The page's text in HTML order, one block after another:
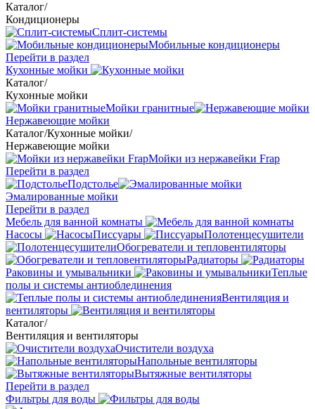
Каталог/
Кондиционеры
Сплит-системы
Мобильные кондиционеры
Перейти в раздел
Кухонные мойки
Каталог/
Кухонные мойки
Мойки гранитные
Нержавеющие мойки
Каталог/Кухонные мойки/
Нержавеющие мойки
Мойки из нержавейки Frap
Перейти в раздел
Подстолье
Эмалированные мойки
Перейти в раздел
Мебель для ванной комнаты
Насосы
Писсуары
Полотенцесушители
Обогреватели и тепловентиляторы
Радиаторы
Раковины и умывальники
Теплые
полы и системы антиоблединения
Вентиляция и
вентиляторы
Каталог/
Вентиляция и вентиляторы
Очистители воздуха
Напольные вентиляторы
Вытяжные вентиляторы
Перейти в раздел
Фильтры для воды